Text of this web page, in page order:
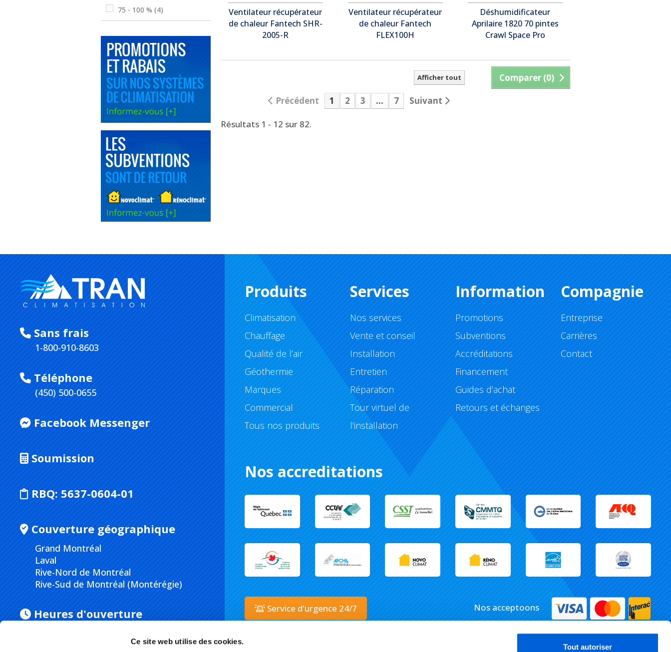
Ce site web utilise des cookies.
Tout autoriser
75 - 100 % (4)
Ventilateur récupérateur
de chaleur Fantech SHR-
2005-R
Ventilateur récupérateur
de chaleur Fantech
FLEX100H
Déshumidificateur
Aprilaire 1820 70 pintes
Crawl Space Pro
Comparer (0)
Afficher tout
Précédent 1 2 3 ... 7 Suivant
Résultats 1 - 12 sur 82.
Sans frais
1-800-910-8603
Téléphone
(450) 500-0655
Facebook Messenger
Soumission
RBQ: 5637-0604-01
Couverture géographique
Grand Montréal
Laval
Rive-Nord de Montréal
Rive-Sud de Montréal (Montérégie)
Heures d'ouverture
Produits
Climatisation
Chauffage
Qualité de l’air
Géothermie
Marques
Commercial
Tous nos produits
Services
Nos services
Vente et conseil
Installation
Entretien
Réparation
Tour virtuel de
l’installation
Information
Promotions
Subventions
Accréditations
Financement
Guides d’achat
Retours et échanges
Compagnie
Entreprise
Carrières
Contact
Nos accreditations
Service d'urgence 24/7 Nos acceptoons